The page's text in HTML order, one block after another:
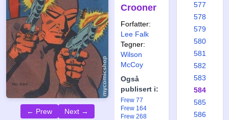
← Prew Next →
Crooner
Forfatter:
Lee Falk
Tegner:
Wilson
McCoy
Også
publisert i:
Frew 77
Frew 164
Frew 268
577
578
579
580
581
582
583
584
585
586